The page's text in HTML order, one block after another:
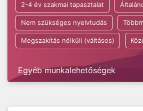
2-4 év szakmai tapasztalat
Nem szükséges nyelvtudás
Megszakítás nélküli (váltásos)
Egyéb munkalehetőségek